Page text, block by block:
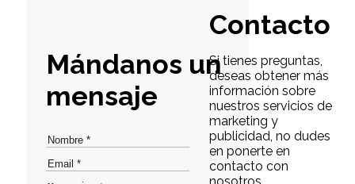
Mándanos un
mensaje
Contacto
Si tienes preguntas,
deseas obtener más
información sobre
nuestros servicios de
marketing y
publicidad, no dudes
en ponerte en
contacto con